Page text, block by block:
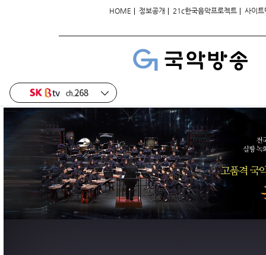
HOME | 정보공개 | 21c한국음악프로젝트 | 사이트